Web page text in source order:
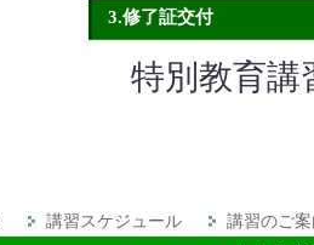
3.修了証交付
特別教育講
講習スケジュール 講習のご